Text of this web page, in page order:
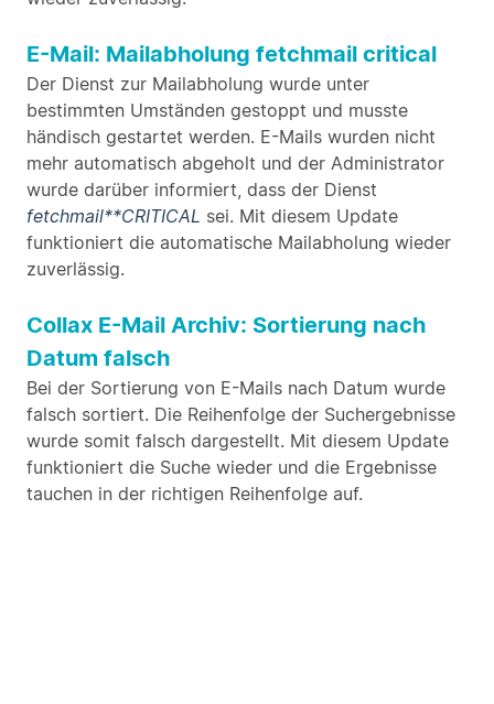
E-Mail: Mailabholung fetchmail critical
Der Dienst zur Mailabholung wurde unter
bestimmten Umständen gestoppt und musste
händisch gestartet werden. E-Mails wurden nicht
mehr automatisch abgeholt und der Administrator
wurde darüber informiert, dass der Dienst
fetchmail**CRITICAL sei. Mit diesem Update
funktioniert die automatische Mailabholung wieder
zuverlässig.
Collax E-Mail Archiv: Sortierung nach
Datum falsch
Bei der Sortierung von E-Mails nach Datum wurde
falsch sortiert. Die Reihenfolge der Suchergebnisse
wurde somit falsch dargestellt. Mit diesem Update
funktioniert die Suche wieder und die Ergebnisse
tauchen in der richtigen Reihenfolge auf.